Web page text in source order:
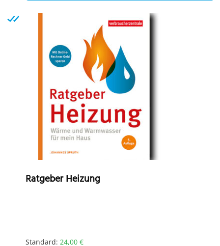
Ratgeber Heizung
Standard: 24,00 €